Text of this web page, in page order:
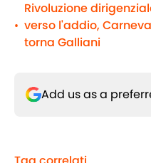
•
Rivoluzione
verso l'addio,
torna Galliani
Add us as a